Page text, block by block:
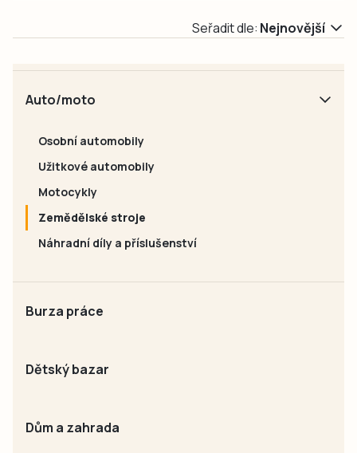
Seřadit dle: Nejnovější
Auto/moto
Osobní automobily
Užitkové automobily
Motocykly
Zemědělské stroje
Náhradní díly a příslušenství
Burza práce
Dětský bazar
Dům a zahrada